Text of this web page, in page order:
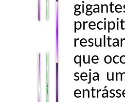
que
seja